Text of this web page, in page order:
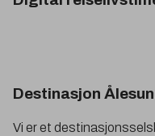
Destinasjon
Vi er et